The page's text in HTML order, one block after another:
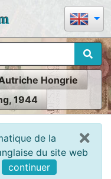
Hongrie
1944
de la
du site web
continuer